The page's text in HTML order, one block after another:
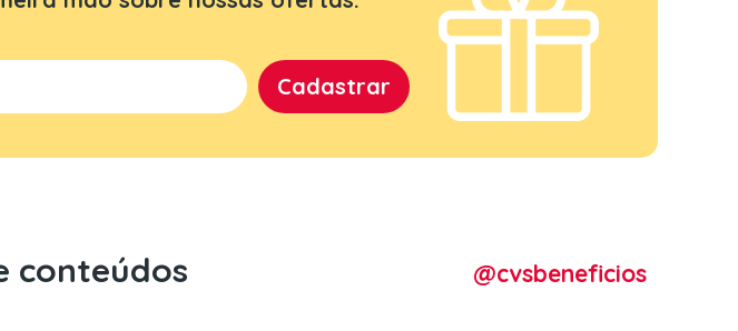
conteúdos @cvsbeneficios